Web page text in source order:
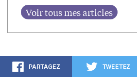
PARTAGEZ TWEETEZ